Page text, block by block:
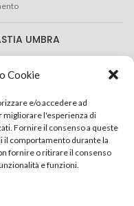
Cookie
e/o accedere ad
migliorare l'esperienza di
Fornire il consenso a queste
il comportamento durante la
fornire o ritirare il consenso
e funzioni.
UMBRA
(RE) Italy